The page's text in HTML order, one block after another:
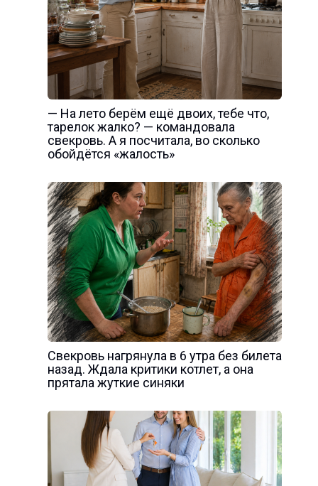
— На лето берём ещё двоих, тебе что,
тарелок жалко? — командовала
свекровь. А я посчитала, во сколько
обойдётся «жалость»
Свекровь нагрянула в 6 утра без билета
назад. Ждала критики котлет, а она
прятала жуткие синяки